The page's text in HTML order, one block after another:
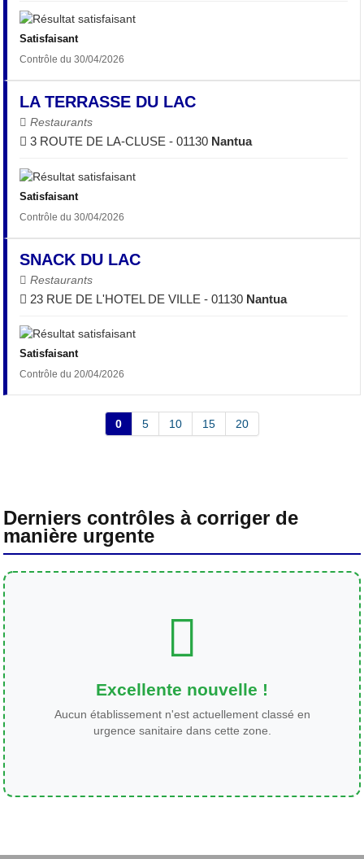
Satisfaisant
Contrôle du 30/04/2026
LA TERRASSE DU LAC
Restaurants
3 ROUTE DE LA-CLUSE - 01130 Nantua
Satisfaisant
Contrôle du 30/04/2026
SNACK DU LAC
Restaurants
23 RUE DE L'HOTEL DE VILLE - 01130 Nantua
Satisfaisant
Contrôle du 20/04/2026
0 5 10 15 20
Derniers contrôles à corriger de
manière urgente
Excellente nouvelle !
Aucun établissement n'est actuellement classé en
urgence sanitaire dans cette zone.